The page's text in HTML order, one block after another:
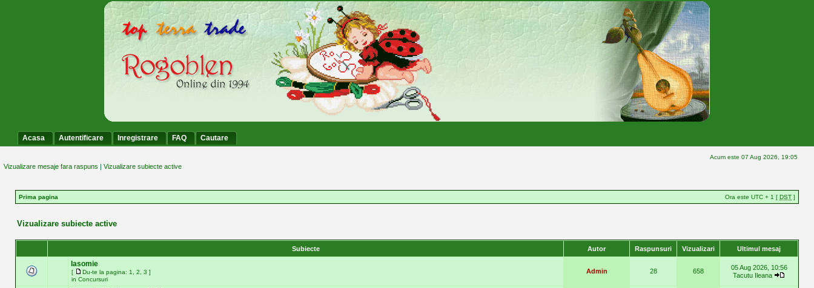
Acasa Autentificare Inregistrare FAQ Cautare
Acum este 07 Aug 2026, 19:05
Vizualizare mesaje fara raspuns | Vizualizare subiecte active
Prima pagina Ora este UTC + 1 [ DST ]
Vizualizare subiecte active
Subiecte Autor Raspunsuri Vizualizari Ultimul mesaj
Iasomie
[ Du-te la pagina: 1 2 3 ]
in Concursuri
Admin 28 658
05 Aug 2026, 10:56
Tacutu Ileana